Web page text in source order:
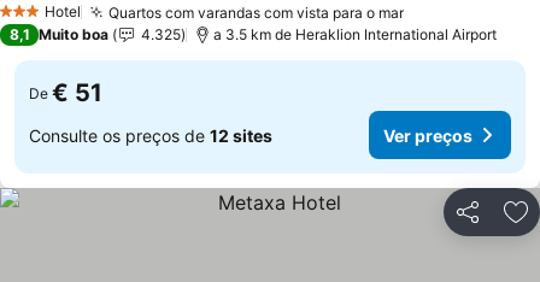
3 EstrelasHotel Quartos com varandas com vista para o mar
8,1 Muito boa 4.325 a 3.5 km de Heraklion International Airport
De € 51
Consulte os preços de 12 sites Ver preços
Partilhar